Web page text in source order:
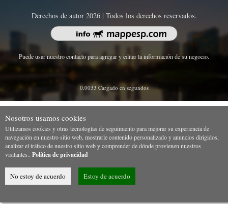
Derechos de autor 2026 | Todos los derechos reservados.
Puede usar nuestro contacto para agregar y editar la información de su negocio.
0.0033 Cargado en segundos
Nosotros usamos cookies
Utilizamos cookies y otras tecnologías de seguimiento para mejorar su experiencia de
navegación en nuestro sitio web, mostrarle contenido personalizado y anuncios dirigidos,
analizar el tráfico de nuestro sitio web y comprender de dónde provienen nuestros
visitantes.. Política de privacidad
No estoy de acuerdo Estoy de acuerdo